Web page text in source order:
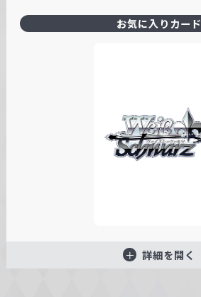
お気に入りカード
詳細を開く